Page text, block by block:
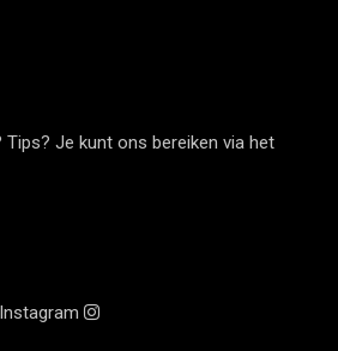
Tips? Je kunt ons bereiken via het
Instagram